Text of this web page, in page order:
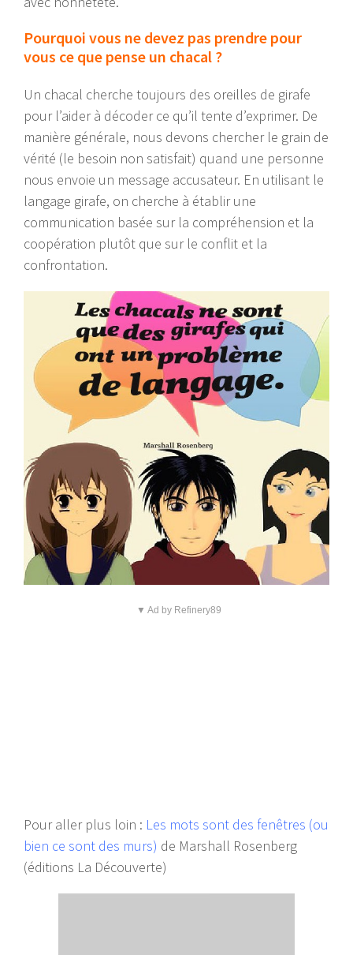
Pourquoi vous ne devez pas prendre pour
vous ce que pense un chacal ?
Un chacal cherche toujours des oreilles de girafe
pour l’aider à décoder ce qu’il tente d’exprimer. De
manière générale, nous devons chercher le grain de
vérité (le besoin non satisfait) quand une personne
nous envoie un message accusateur. En utilisant le
langage girafe, on cherche à établir une
communication basée sur la compréhension et la
coopération plutôt que sur le conflit et la
confrontation.
▼ Ad by Refinery89
Pour aller plus loin : Les mots sont des fenêtres (ou
bien ce sont des murs) de Marshall Rosenberg
(éditions La Découverte)